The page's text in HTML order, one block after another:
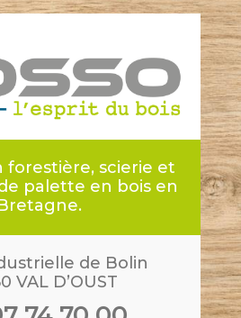
forestière, scierie et
palette en bois en
de Bolin
VAL D’OUST